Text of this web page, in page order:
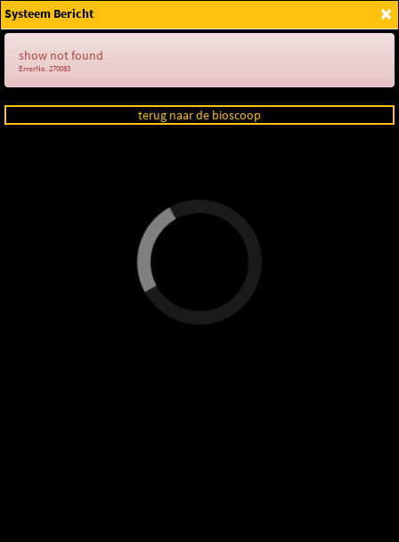
Login
×
Systeem Bericht
show not found
ErrorNo. 270083
terug naar de bioscoop